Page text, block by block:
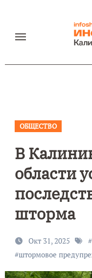
содержанию
ОБЩЕСТВО
В
области
шторма
Окт 31, 2025 #
#штормовое